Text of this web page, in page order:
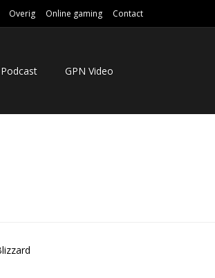
Overig Online gaming Contact
Podcast GPN Video